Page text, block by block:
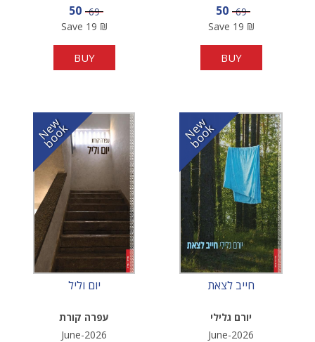
Sale price
50 Price
69
Save 19 ₪
BUY
Sale price
50 Price
69
Save 19 ₪
BUY
N
e
w
b
o
o
k
יום וליל
עפרה קורת
June-2026
N
e
w
b
o
o
k
חייב לצאת
יורם גלילי
June-2026